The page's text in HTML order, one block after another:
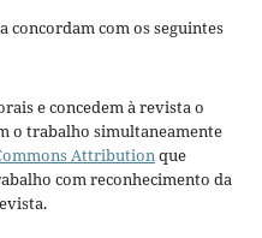
concordam com os seguintes
e concedem à revista o
o trabalho simultaneamente
Attributionque
com reconhecimento da